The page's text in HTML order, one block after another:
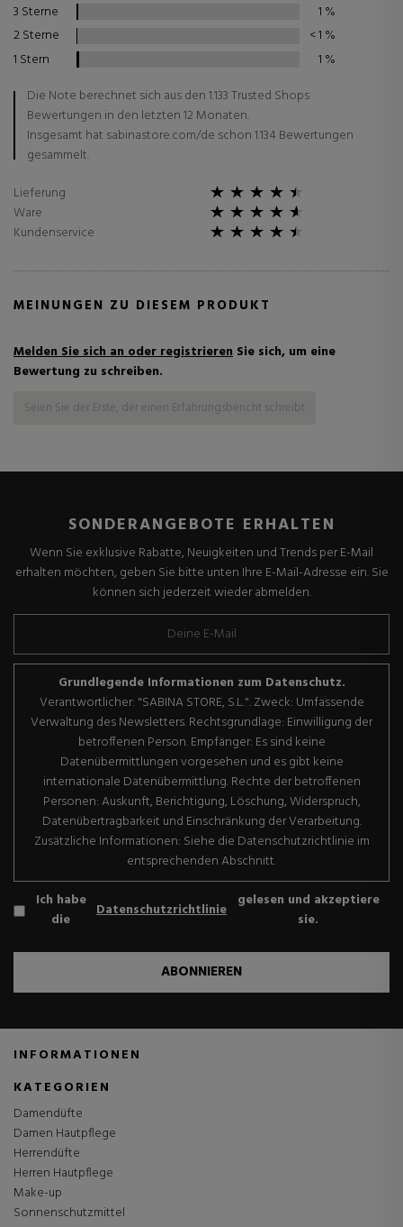
3 Sterne
1 %
2 Sterne
< 1 %
1 Stern
1 %
Die Note berechnet sich aus den 1.133 Trusted Shops
Bewertungen in den letzten 12 Monaten.
Insgesamt hat sabinastore.com/de schon 1.134 Bewertungen
gesammelt.
Lieferung
Ware
Kundenservice
MEINUNGEN ZU DIESEM PRODUKT
Melden Sie sich an oder registrieren Sie sich, um eine
Bewertung zu schreiben.
Seien Sie der Erste, der einen Erfahrungsbericht schreibt
SONDERANGEBOTE ERHALTEN
Wenn Sie exklusive Rabatte, Neuigkeiten und Trends per E-Mail
erhalten möchten, geben Sie bitte unten Ihre E-Mail-Adresse ein. Sie
können sich jederzeit wieder abmelden.
Grundlegende Informationen zum Datenschutz.
Verantwortlicher: "SABINA STORE, S.L.". Zweck: Umfassende
Verwaltung des Newsletters. Rechtsgrundlage: Einwilligung der
betroffenen Person. Empfänger: Es sind keine
Datenübermittlungen vorgesehen und es gibt keine
internationale Datenübermittlung. Rechte der betroffenen
Personen: Auskunft, Berichtigung, Löschung, Widerspruch,
Datenübertragbarkeit und Einschränkung der Verarbeitung.
Zusätzliche Informationen: Siehe die Datenschutzrichtlinie im
entsprechenden Abschnitt.
Ich habe
die
Datenschutzrichtlinie gelesen und akzeptiere
sie.
ABONNIEREN
INFORMATIONEN
KATEGORIEN
Damendüfte
Damen Hautpflege
Herrendüfte
Herren Hautpflege
Make-up
Sonnenschutzmittel